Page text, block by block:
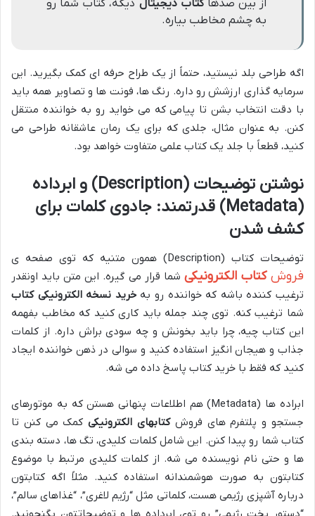
از بین صدهاکتاب دیجیتال دیگه، کتاب شما رو
به چشم مخاطب بیاره.
اگه طراحی بلد نیستید، حتماً از یک طراح حرفه ای کمک بگیرید. این
سرمایه گذاری ارزشش رو داره. رنگ ها، فونت ها و تصاویر همه باید
با دقت انتخاب بشن تا پیامی که می خواید رو به خواننده منتقل
کنن. به عنوان مثال، جلدی که برای یک رمان عاشقانه طراحی می
کنید، قطعاً با جلد یک کتاب علمی متفاوت خواهد بود.
نوشتن توضیحات (Description) و ابرداده
(Metadata) قدرتمند: جادوی کلمات برای
کشف شدن
توضیحات کتاب (Description) همون متنیه که توی صفحه ی
فروشکتاب الکترونیکی شما قرار می گیره. این متن باید اونقدر
ترغیب کننده باشه که خواننده رو بهخرید نسخه الکترونیکی کتاب
شما ترغیب کنه. توی چند جمله باید کاری کنید که مخاطب بفهمه
این کتاب چیه، چرا باید بخونش و چه سودی براش داره. از کلمات
جذاب و هیجان انگیز استفاده کنید و سوالی در ذهن خواننده ایجاد
کنید که فقط با خرید کتاب پاسخ داده می شه.
ابراده ها (Metadata) هم اطلاعات پنهانی هستن که به موتورهای
جستجو و پلتفرم های فروشکتابهای الکترونیکیکمک می کنن تا
کتاب شما رو پیدا کنن. این شامل کلمات کلیدی، تگ ها، دسته بندی
ها و حتی نام نویسنده می شه. از کلمات کلیدی مرتبط با موضوع
کتابتون به صورت هوشمندانه استفاده کنید. مثلاً اگه کتابتون
درباره آشپزی رژیمی هست، کلماتی مثل “رژیم لاغری”، “غذاهای سالم”،